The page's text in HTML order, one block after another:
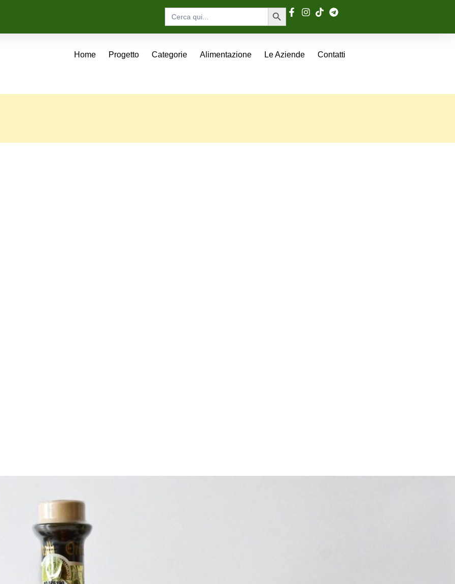
Search
for:
Search Button
Home Progetto Categorie Alimentazione Le Aziende Contatti